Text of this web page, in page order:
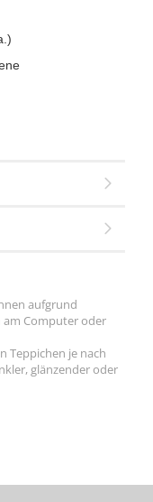
aufgrund
Computer oder
Teppichen je nach
glänzender oder